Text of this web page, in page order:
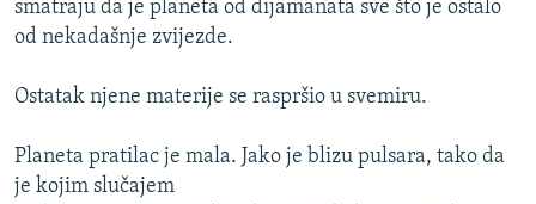
smatraju da je planeta od dijamanata sve što je ostalo
od nekadašnje zvijezde.
Ostatak njene materije se raspršio u svemiru.
Planeta pratilac je mala. Jako je blizu pulsara, tako da
je kojim slučajem